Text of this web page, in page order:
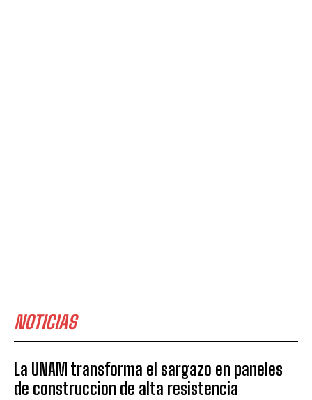
NOTICIAS
La UNAM transforma el sargazo en paneles
de construccion de alta resistencia